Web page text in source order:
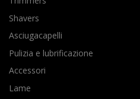
Shavers
Asciugacapelli
Pulizia e lubrificazione
Accessori
Lame